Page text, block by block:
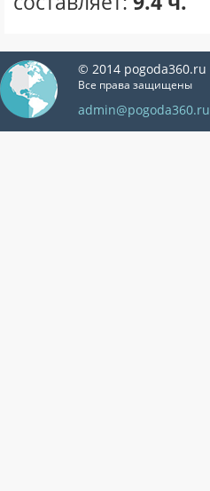
© 2014 pogoda360.ru
Все права защищены
admin@pogoda360.ru